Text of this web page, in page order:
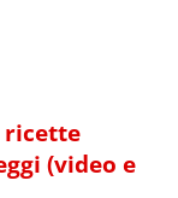
ricette
(video e